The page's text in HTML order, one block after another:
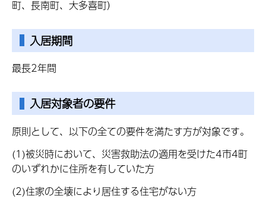
町、長南町、大多喜町）
入居期間
最長2年間
入居対象者の要件
原則として、以下の全ての要件を満たす方が対象です。
(1)被災時において、災害救助法の適用を受けた4市4町
のいずれかに住所を有していた方
(2)住家の全壊により居住する住宅がない方